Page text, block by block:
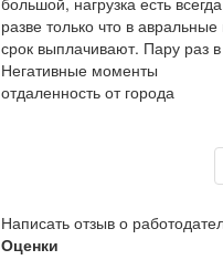
разве только что в
срок выплачивают. Пару раз
Негативные моменты
отдаленность от города
Написать отзыв о
Оценки